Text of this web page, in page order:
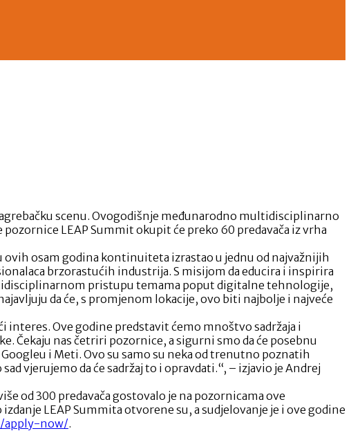
scenu. Ovogodišnje međunarodno multidisciplinarno
pozornice LEAP Summit okupit će preko 60 predavača iz vrha
ovih osam godina kontinuiteta izrastao u jednu od najvažnijih
brzorastućih industrija. S misijom da educira i inspirira
pristupu temama poput digitalne tehnologije,
da će, s promjenom lokacije, ovo biti najbolje i najveće
interes. Ove godine predstavit ćemo mnoštvo sadržaja i
nas četriri pozornice, a sigurni smo da će posebnu
i Meti. Ovo su samo su neka od trenutno poznatih
vjerujemo da će sadržaj to i opravdati.“, – izjavio je Andrej
od 300 predavača gostovalo je na pozornicama ove
LEAP Summita otvorene su, a sudjelovanje je i ove godine
apply-now/.